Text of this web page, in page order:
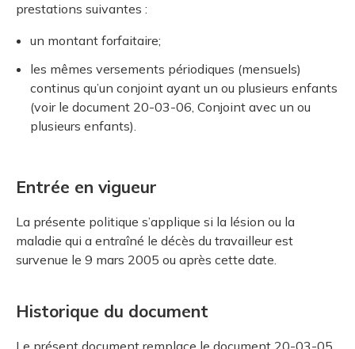
prestations suivantes :
un montant forfaitaire;
les mêmes versements périodiques (mensuels)
continus qu’un conjoint ayant un ou plusieurs enfants
(voir le document 20-03-06, Conjoint avec un ou
plusieurs enfants).
Entrée en vigueur
La présente politique s’applique si la lésion ou la
maladie qui a entraîné le décès du travailleur est
survenue le 9 mars 2005 ou après cette date.
Historique du document